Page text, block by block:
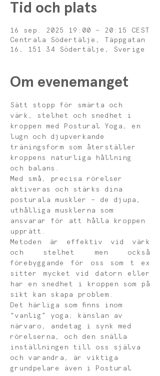
Tid och plats
16 sep. 2025 19:00 – 20:15 CEST
Centrala Södertälje, Täppgatan
16, 151 34 Södertälje, Sverige
Om evenemanget
Sätt stopp för smärta och
värk, stelhet och snedhet i
kroppen med Postural Yoga, en
lugn och djupverkande
träningsform som återställer
kroppens naturliga hållning
och balans.
Med små, precisa rörelser
aktiveras och stärks dina
posturala muskler – de djupa,
uthålliga musklerna som
ansvarar för att hålla kroppen
upprätt.
Metoden är effektiv vid värk
och stelhet men också
förebyggande för oss som t ex
sitter mycket vid datorn eller
har en snedhet i kroppen som på
sikt kan skapa problem.
Det härliga som finns inom
“vanlig” yoga; känslan av
närvaro, andetag i synk med
rörelserna, och den snälla
inställningen till oss själva
och varandra, är viktiga
grundpelare även i Postural